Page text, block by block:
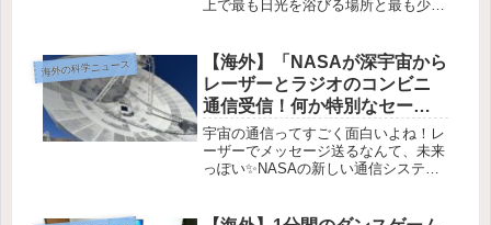
上で最も日光を浴びる場所と最も少な
よね？🌞 この記事では、地球のどこ
で一番日光が多く、逆に少ないのか
を...
海外の科学ニュース
【海外】「NASAが深宇宙から
レーザーとラジオのコンビニ
通信受信！何か特別なセール
でもあるのか？」
宇宙の通信ってすごく面白いよね！レ
ーザーでメッセージ送るなんて、未来
っぽい✨NASAの新しい通信システ
てまったく新しい通信システムを実験